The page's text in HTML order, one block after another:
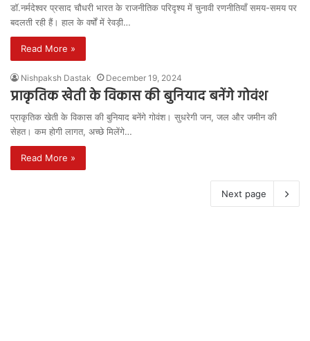
डॉ.नर्मदेश्वर प्रसाद चौधरी भारत के राजनीतिक परिदृश्य में चुनावी रणनीतियाँ समय-समय पर
बदलती रही हैं। हाल के वर्षों में रेवड़ी…
Read More »
Nishpaksh Dastak December 19, 2024
प्राकृतिक खेती के विकास की बुनियाद बनेंगे गोवंश
प्राकृतिक खेती के विकास की बुनियाद बनेंगे गोवंश। सुधरेगी जन, जल और जमीन की
सेहत। कम होगी लागत, अच्छे मिलेंगे…
Read More »
Next page